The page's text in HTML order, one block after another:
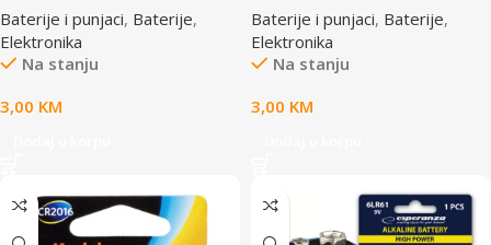
3V(887930380514)
Baterije i punjaci, Baterije,
Elektronika
Na stanju
3,00 KM
V(887930506198)
Baterije i punjaci, Baterije,
Elektronika
Na stanju
3,00 KM